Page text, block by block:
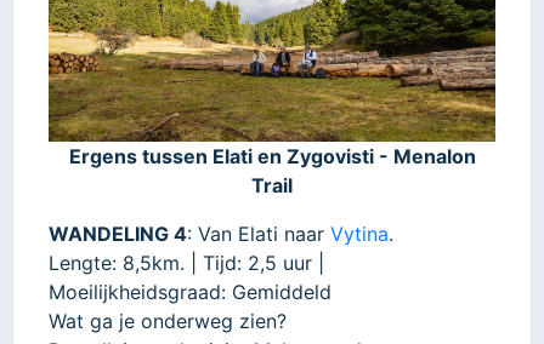
Ergens tussen Elati en Zygovisti - Menalon
Trail
WANDELING 4: Van Elati naar Vytina.
Lengte: 8,5km. | Tijd: 2,5 uur |
Moeilijkheidsgraad: Gemiddeld
Wat ga je onderweg zien?